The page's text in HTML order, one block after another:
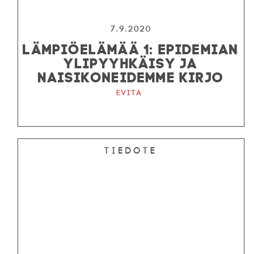
7.9.2020
LÄMPIÖELÄMÄÄ 1: EPIDEMIAN
YLIPYYHKÄISY JA
NAISIKONEIDEMME KIRJO
Evita
Tiedote